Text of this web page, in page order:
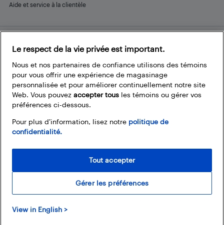
Aide et service à la clientèle
Restez connecté
FacebookInstagram
PinterestLinkedInYouTube
© 2026 Magasins Best Buy Canada Ltée. Tout droits réservés. Pour usage
Le respect de la vie privée est important.
Nous et nos partenaires de confiance utilisons des témoins
pour vous offrir une expérience de magasinage
personnalisée et pour améliorer continuellement notre site
Web. Vous pouvez accepter tous les témoins ou gérer vos
préférences ci-dessous.
Pour plus d’information, lisez notre
View in English >
politique de
confidentialité.
Gérer les préférences
Tout accepter